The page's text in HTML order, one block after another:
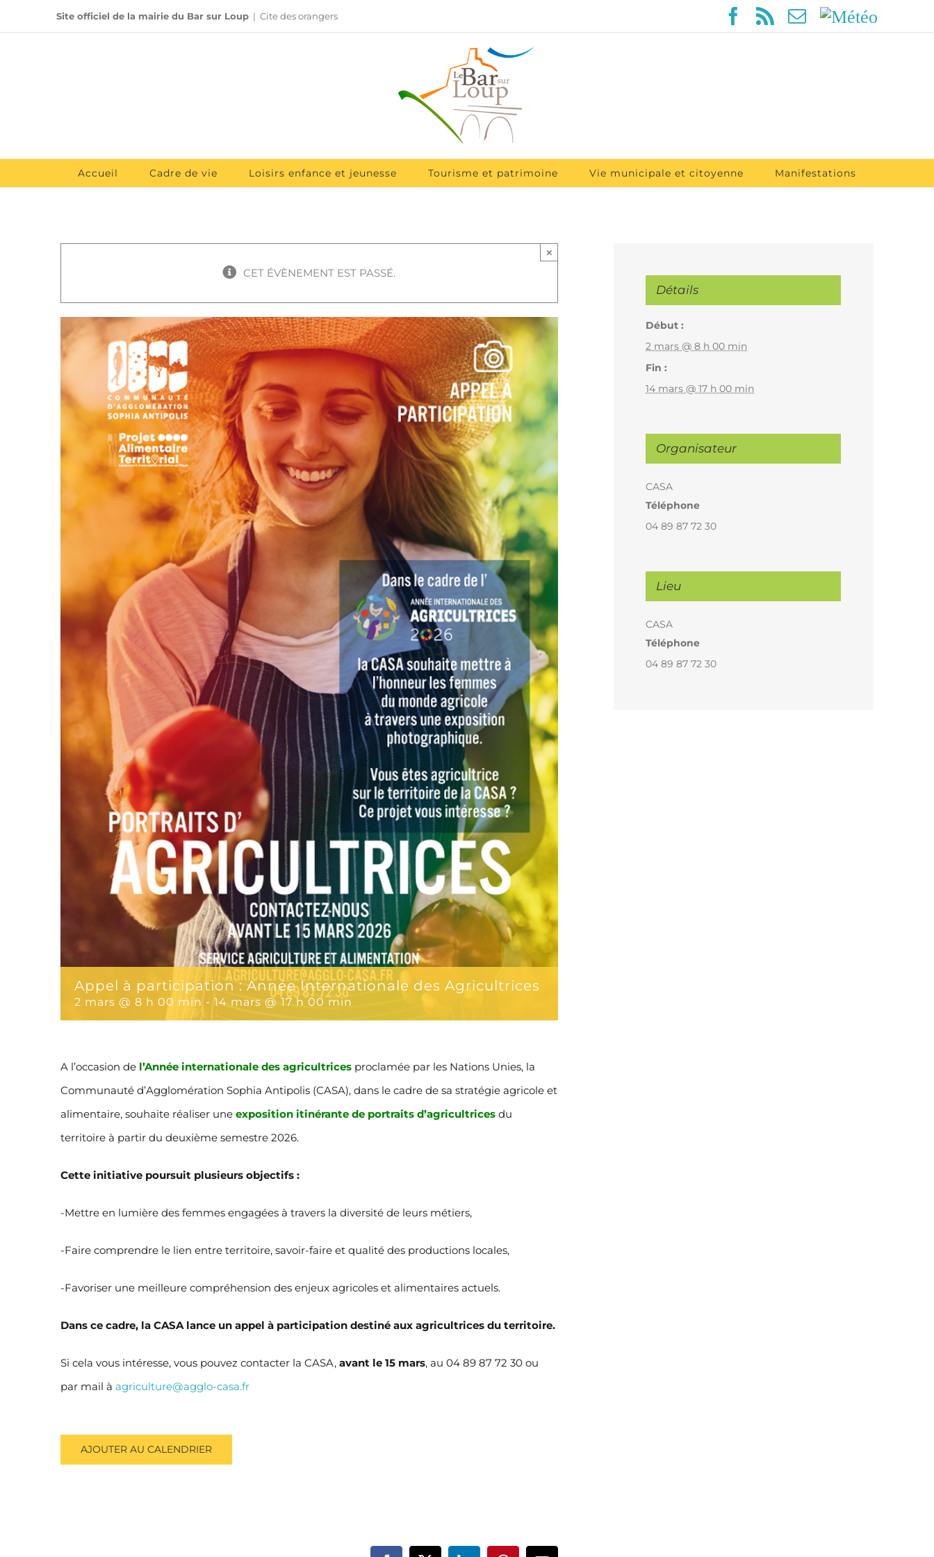
au
Site officiel de la mairie du Bar sur Loup | Cite des orangers Facebook
Rss Email
Météo
Accueil Cadre de vie Loisirs enfance et jeunesse Tourisme et patrimoine Vie municipale et citoyenne Manifestations
CET ÉVÈNEMENT EST PASSÉ.
×
Appel à participation : Année Internationale des Agricultrices
2 mars @ 8 h 00 min - 14 mars @ 17 h 00 min
A l’occasion de l’Année internationale des agricultrices proclamée par les Nations Unies, la
Communauté d’Agglomération Sophia Antipolis (CASA), dans le cadre de sa stratégie agricole et
alimentaire, souhaite réaliser une exposition itinérante de portraits d’agricultrices du
territoire à partir du deuxième semestre 2026.
Cette initiative poursuit plusieurs objectifs :
-Mettre en lumière des femmes engagées à travers la diversité de leurs métiers,
-Faire comprendre le lien entre territoire, savoir-faire et qualité des productions locales,
-Favoriser une meilleure compréhension des enjeux agricoles et alimentaires actuels.
Dans ce cadre, la CASA lance un appel à participation destiné aux agricultrices du territoire.
Si cela vous intéresse, vous pouvez contacter la CASA, avant le 15 mars, au 04 89 87 72 30 ou
par mail à agriculture@agglo-casa.fr
AJOUTER AU CALENDRIER
Détails
Début :
2 mars @ 8 h 00 min
Fin :
14 mars @ 17 h 00 min
Organisateur
CASA
Téléphone
04 89 87 72 30
Lieu
CASA
Téléphone
04 89 87 72 30